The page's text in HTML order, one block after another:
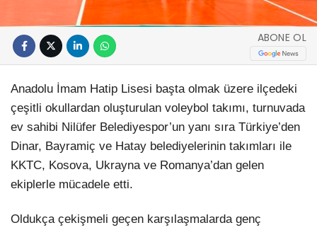
ABONE OL
Anadolu İmam Hatip Lisesi başta olmak üzere ilçedeki
çeşitli okullardan oluşturulan voleybol takımı, turnuvada
ev sahibi Nilüfer Belediyespor’un yanı sıra Türkiye’den
Dinar, Bayramiç ve Hatay belediyelerinin takımları ile
KKTC, Kosova, Ukrayna ve Romanya’dan gelen
ekiplerle mücadele etti.
Oldukça çekişmeli geçen karşılaşmalarda genç